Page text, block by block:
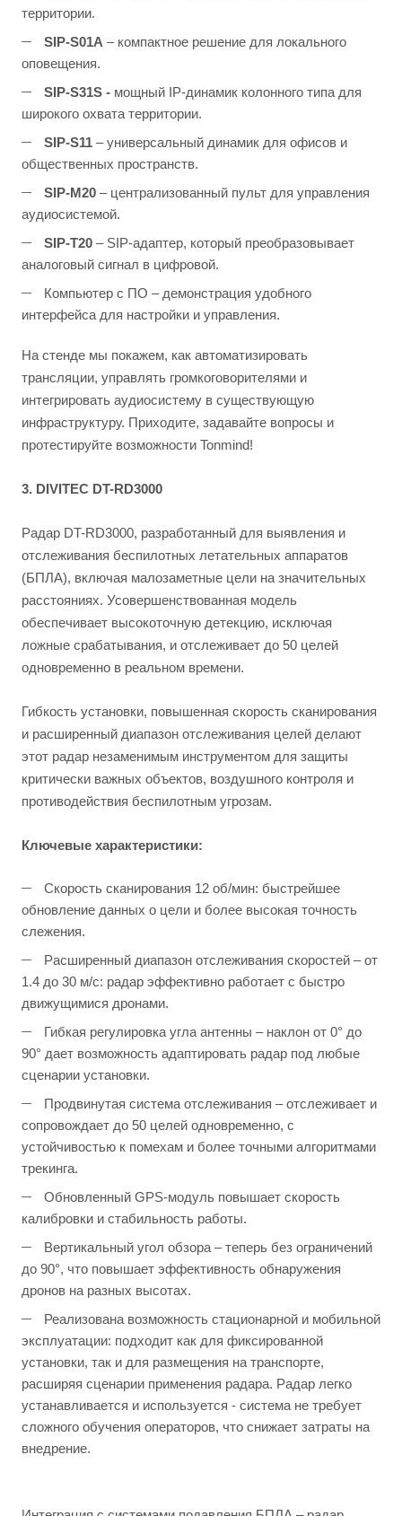
территории.
SIP-S01A – компактное решение для локального
оповещения.
SIP-S31S - мощный IP-динамик колонного типа для
широкого охвата территории.
SIP-S11 – универсальный динамик для офисов и
общественных пространств.
SIP-M20 – централизованный пульт для управления
аудиосистемой.
SIP-T20 – SIP-адаптер, который преобразовывает
аналоговый сигнал в цифровой.
Компьютер с ПО – демонстрация удобного
интерфейса для настройки и управления.
На стенде мы покажем, как автоматизировать
трансляции, управлять громкоговорителями и
интегрировать аудиосистему в существующую
инфраструктуру. Приходите, задавайте вопросы и
протестируйте возможности Tonmind!
3. DIVITEC DT-RD3000
Радар DT-RD3000, разработанный для выявления и
отслеживания беспилотных летательных аппаратов
(БПЛА), включая малозаметные цели на значительных
расстояниях. Усовершенствованная модель
обеспечивает высокоточную детекцию, исключая
ложные срабатывания, и отслеживает до 50 целей
одновременно в реальном времени.
Гибкость установки, повышенная скорость сканирования
и расширенный диапазон отслеживания целей делают
этот радар незаменимым инструментом для защиты
критически важных объектов, воздушного контроля и
противодействия беспилотным угрозам.
Ключевые характеристики:
Скорость сканирования 12 об/мин: быстрейшее
обновление данных о цели и более высокая точность
слежения.
Расширенный диапазон отслеживания скоростей – от
1.4 до 30 м/с: радар эффективно работает с быстро
движущимися дронами.
Гибкая регулировка угла антенны – наклон от 0° до
90° дает возможность адаптировать радар под любые
сценарии установки.
Продвинутая система отслеживания – отслеживает и
сопровождает до 50 целей одновременно, с
устойчивостью к помехам и более точными алгоритмами
трекинга.
Обновленный GPS-модуль повышает скорость
калибровки и стабильность работы.
Вертикальный угол обзора – теперь без ограничений
до 90°, что повышает эффективность обнаружения
дронов на разных высотах.
Реализована возможность стационарной и мобильной
эксплуатации: подходит как для фиксированной
установки, так и для размещения на транспорте,
расширяя сценарии применения радара. Радар легко
устанавливается и используется - система не требует
сложного обучения операторов, что снижает затраты на
внедрение.